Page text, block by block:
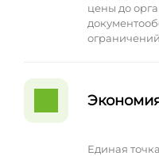
цены до
Единая